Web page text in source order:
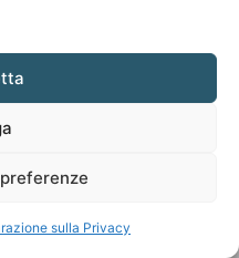
sulla Privacy